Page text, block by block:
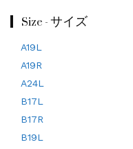
Size - サイズ
A19L
A19R
A24L
B17L
B17R
B19L